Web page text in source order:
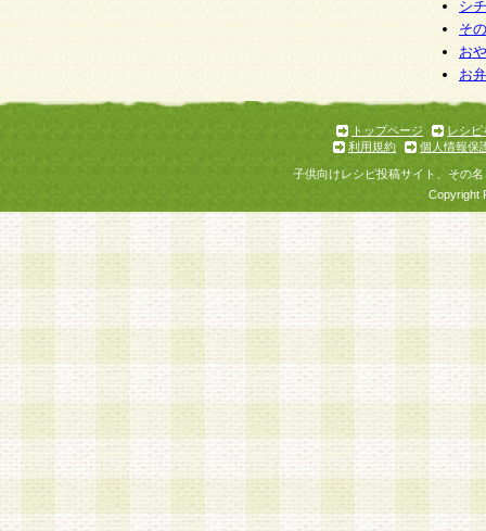
m
個人情報を与えることは任意ですが、個人情報
意をいただけない場合には、当社のサービスの
お問い合わせ・ご相談への対応ができない場合
シ
そ
お
お
トップページ
レシピ
利用規約
個人情報保
子供向けレシピ投稿サイト、その
Copyright